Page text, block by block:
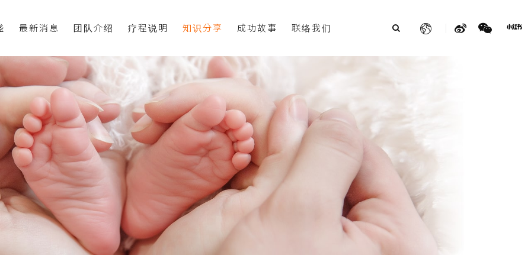
最新消息 团队介绍 疗程说明 知识分享 成功故事 联络我们